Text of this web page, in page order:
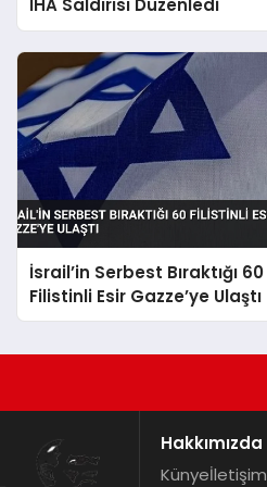
İHA Saldırısı Düzenledi
İsrail’in Serbest Bıraktığı 60
Filistinli Esir Gazze’ye Ulaştı
Hakkımızda
Künyeİletişim